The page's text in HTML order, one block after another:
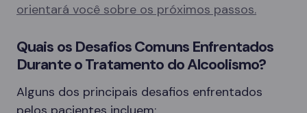
orientará você sobre os próximos passos.
Quais os Desafios Comuns Enfrentados
Durante o Tratamento do Alcoolismo?
Alguns dos principais desafios enfrentados